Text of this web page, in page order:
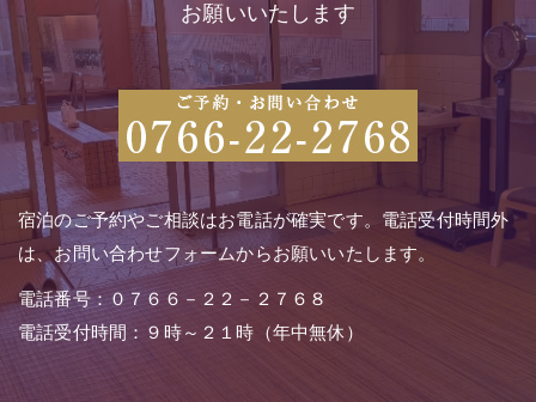
お願いいたします
宿泊のご予約やご相談はお電話が確実です。電話受付時間外
は、お問い合わせフォームからお願いいたします。
電話番号：０７６６－２２－２７６８
電話受付時間：９時～２１時（年中無休）